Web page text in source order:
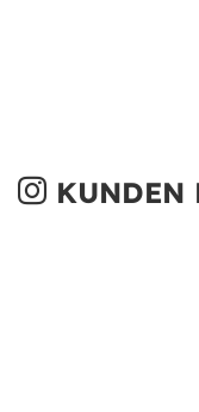
KUNDEN